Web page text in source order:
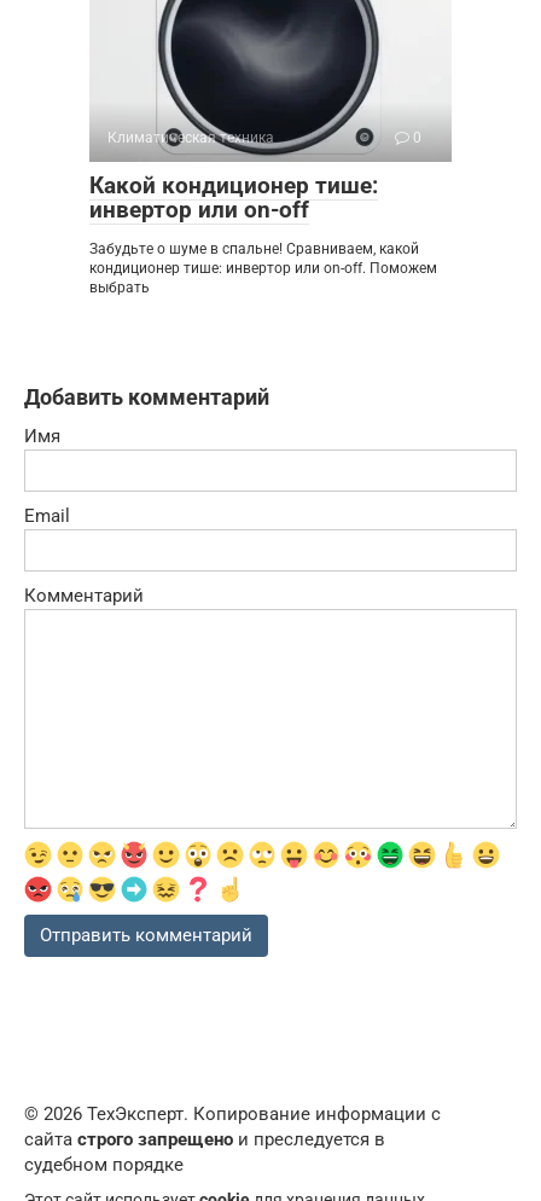
Климатическая техника 0
Какой кондиционер тише:
инвертор или on-off
Забудьте о шуме в спальне! Сравниваем, какой
кондиционер тише: инвертор или on-off. Поможем
выбрать
Добавить комментарий
Имя
Email
Комментарий
© 2026 ТехЭксперт. Копирование информации с
сайта строго запрещено и преследуется в
судебном порядке